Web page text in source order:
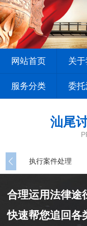
网站首页 关
服务分类 委
汕尾
执行案件处理
合理运用法律途
快速帮您追回各